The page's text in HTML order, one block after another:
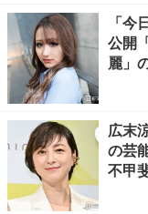
「
公開
麗」
広末
の芸
不甲